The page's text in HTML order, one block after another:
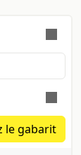
une
le gabarit